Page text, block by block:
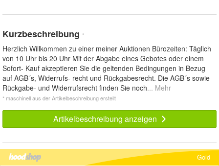
Kurzbeschreibung *
Herzlich Willkommen zu einer meiner Auktionen Bürozeiten: Täglich
von 10 Uhr bis 20 Uhr Mit der Abgabe eines Gebotes oder einem
Sofort- Kauf akzeptieren Sie die geltenden Bedingungen in Bezug
auf AGB´s, Widerrufs- recht und Rückgabesrecht. Die AGB´s sowie
Rückgabe- und Widerrufsrecht finden Sie noch... Mehr
* maschinell aus der Artikelbeschreibung erstellt
Artikelbeschreibung anzeigen
Gold